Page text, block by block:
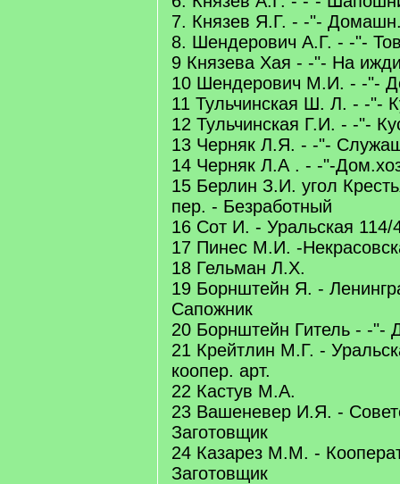
7. Князев Я.Г. - -"-
8. Шендерович А.Г. - -"-
9 Князева Хая - -"- На
10 Шендерович М.И. - -"-
11 Тульчинская Ш. Л. - -"-
12 Тульчинская Г.И. - -"-
13 Черняк Л.Я. - -"-
14 Черняк Л.А . - -"-
15 Берлин З.И. угол
пер. - Безработный
16 Сот И. - Уральская
17 Пинес М.И. -
18 Гельман Л.Х.
19 Борнштейн Я. -
Сапожник
20 Борнштейн Гитель - -"-
21 Крейтлин М.Г. -
коопер. арт.
22 Кастув М.А.
23 Вашеневер И.Я. -
Заготовщик
24 Казарез М.М. -
Заготовщик